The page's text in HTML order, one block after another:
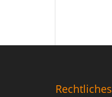
Rechtliches